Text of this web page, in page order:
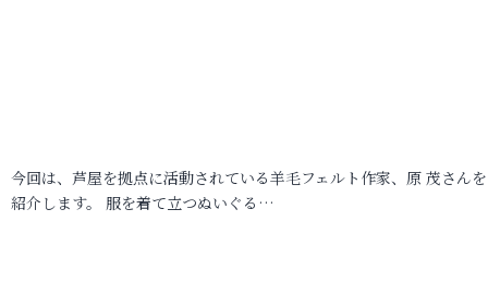
今回は、芦屋を拠点に活動されている羊毛フェルト作家、原 茂さん
紹介します。 服を着て立つぬいぐる…